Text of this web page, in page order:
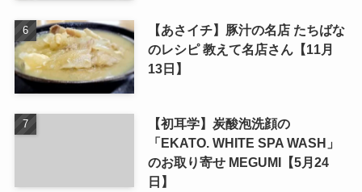
【あさイチ】豚汁の名店 たちばな
のレシピ 教えて名店さん【11月
13日】
【初耳学】炭酸泡洗顔の
「EKATO. WHITE SPA WASH」
のお取り寄せ MEGUMI【5月24
日】